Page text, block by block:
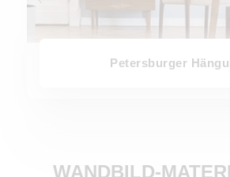
Petersburger
WANDBILD-